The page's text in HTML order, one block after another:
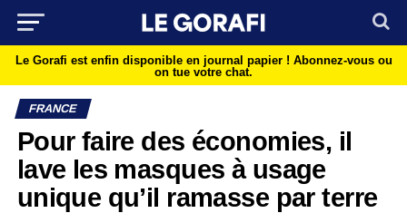
Le Gorafi est enfin disponible en journal papier ! Abonnez-vous ou
on tue votre chat.
FRANCE
Pour faire des économies, il
lave les masques à usage
unique qu’il ramasse par terre